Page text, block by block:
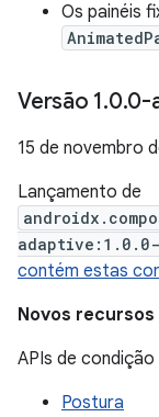
Os painéis
Versão 1.0.0-
15 de novembro
Lançamento de
adaptive:1.0.0-
contém estas
Novos recursos
APIs de
Postura